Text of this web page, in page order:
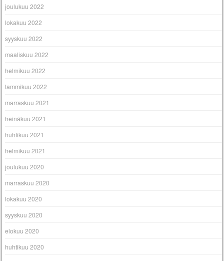
joulukuu 2022
lokakuu 2022
syyskuu 2022
maaliskuu 2022
helmikuu 2022
tammikuu 2022
marraskuu 2021
heinäkuu 2021
huhtikuu 2021
helmikuu 2021
joulukuu 2020
marraskuu 2020
lokakuu 2020
syyskuu 2020
elokuu 2020
huhtikuu 2020